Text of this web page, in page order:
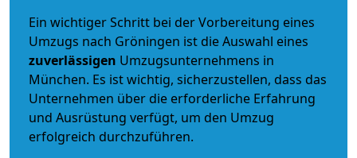
Ein wichtiger Schritt bei der Vorbereitung eines
Umzugs nach Gröningen ist die Auswahl eines
zuverlässigen Umzugsunternehmens in
München. Es ist wichtig, sicherzustellen, dass das
Unternehmen über die erforderliche Erfahrung
und Ausrüstung verfügt, um den Umzug
erfolgreich durchzuführen.